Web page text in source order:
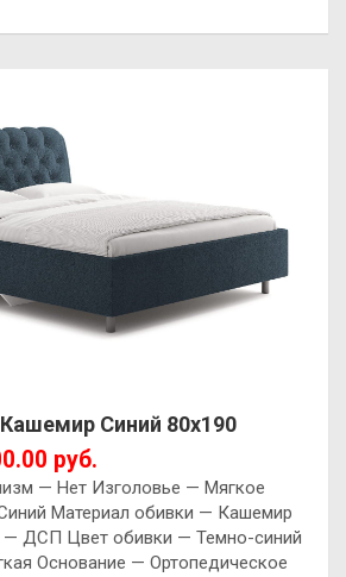
Синий 80х190
руб.
— Нет Изголовье — Мягкое
Материал обивки — Кашемир
— ДСП Цвет обивки — Темно-синий
Основание — Ортопедическое